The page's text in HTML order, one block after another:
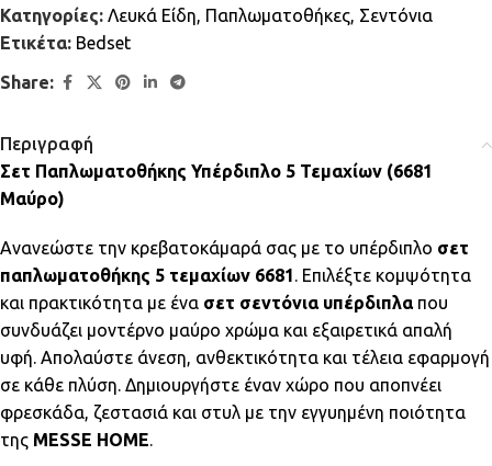
Κατηγορίες: Λευκά Είδη, Παπλωματοθήκες, Σεντόνια
Ετικέτα: Bedset
Share:
Περιγραφή
Σετ Παπλωματοθήκης Υπέρδιπλο 5 Τεμαχίων (6681
Μαύρο)
Ανανεώστε την κρεβατοκάμαρά σας με το υπέρδιπλο σετ
παπλωματοθήκης 5 τεμαχίων 6681 . Επιλέξτε κομψότητα
και πρακτικότητα με ένα σετ σεντόνια υπέρδιπλαπου
συνδυάζει μοντέρνο μαύρο χρώμα και εξαιρετικά απαλή
υφή. Απολαύστε άνεση, ανθεκτικότητα και τέλεια εφαρμογή
σε κάθε πλύση. Δημιουργήστε έναν χώρο που αποπνέει
φρεσκάδα, ζεστασιά και στυλ με την εγγυημένη ποιότητα
της MESSE HOME.